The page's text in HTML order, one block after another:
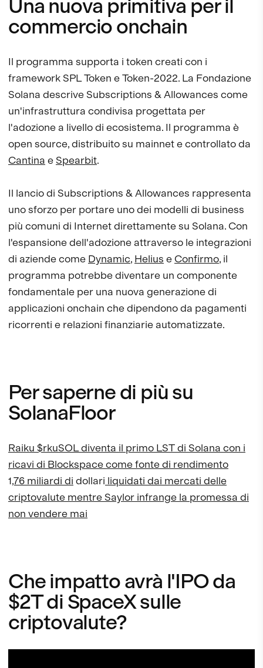
Una nuova primitiva per il
commercio onchain
Il programma supporta i token creati con i
framework SPL Token e Token-2022. La Fondazione
Solana descrive Subscriptions & Allowances come
un'infrastruttura condivisa progettata per
l'adozione a livello di ecosistema. Il programma è
open source, distribuito su mainnet e controllato da
Cantina eSpearbit.
Il lancio di Subscriptions & Allowances rappresenta
uno sforzo per portare uno dei modelli di business
più comuni di Internet direttamente su Solana. Con
l'espansione dell'adozione attraverso le integrazioni
di aziende come Dynamic, Helius e Confirmo, il
programma potrebbe diventare un componente
fondamentale per una nuova generazione di
applicazioni onchain che dipendono da pagamenti
ricorrenti e relazioni finanziarie automatizzate.
Per saperne di più su
SolanaFloor
Raiku $rkuSOL diventa il primo LST di Solana con i
ricavi di Blockspace come fonte di rendimento
1,76 miliardi di dollari liquidati dai mercati delle
criptovalute mentre Saylor infrange la promessa di
non vendere mai
Che impatto avrà l'IPO da
$2T di SpaceX sulle
criptovalute?